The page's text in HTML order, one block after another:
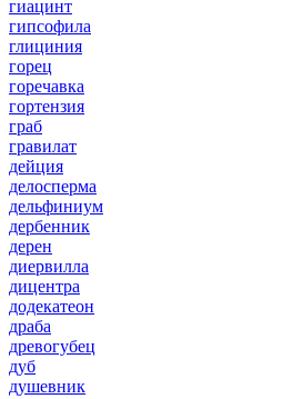
гиацинт
гипсофила
глициния
горец
горечавка
гортензия
граб
гравилат
дейция
делосперма
дельфиниум
дербенник
дерен
диервилла
дицентра
додекатеон
драба
древогубец
дуб
душевник